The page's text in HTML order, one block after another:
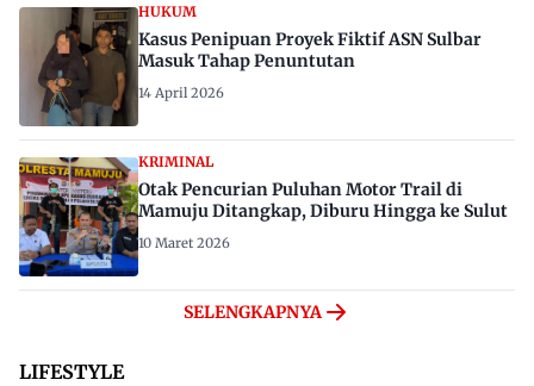
HUKUM
Kasus Penipuan Proyek Fiktif ASN Sulbar
Masuk Tahap Penuntutan
14 April 2026
KRIMINAL
Otak Pencurian Puluhan Motor Trail di
Mamuju Ditangkap, Diburu Hingga ke Sulut
10 Maret 2026
SELENGKAPNYA
LIFESTYLE